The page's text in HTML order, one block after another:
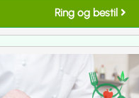
Ring og bestil